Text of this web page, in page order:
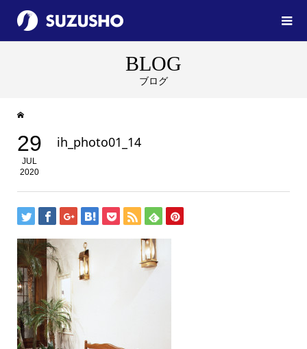
BLOG
ブログ
29
JUL
2020
ih_photo01_14